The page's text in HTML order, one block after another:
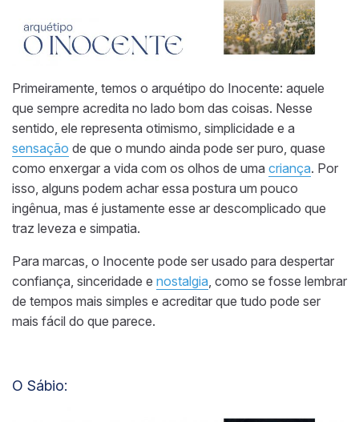
Primeiramente, temos o arquétipo do Inocente: aquele
que sempre acredita no lado bom das coisas. Nesse
sentido, ele representa otimismo, simplicidade e a
sensação de que o mundo ainda pode ser puro, quase
como enxergar a vida com os olhos de uma criança. Por
isso, alguns podem achar essa postura um pouco
ingênua, mas é justamente esse ar descomplicado que
traz leveza e simpatia.
Para marcas, o Inocente pode ser usado para despertar
confiança, sinceridade e nostalgia, como se fosse lembrar
de tempos mais simples e acreditar que tudo pode ser
mais fácil do que parece.
O Sábio: